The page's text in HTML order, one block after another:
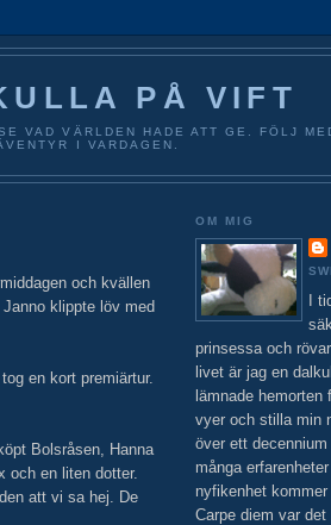
PÅ VIFT
VAD VÄRLDEN HADE ATT GE. FÖLJ
I VARDAGEN.
och kvällen
klippte löv med
en kort premiärtur.
Bolsråsen, Hanna
och en liten dotter.
att vi sa hej. De
OM MIG
I
prinsessa och
livet är jag en
lämnade
vyer och stilla min
över ett
många
nyfikenhet
Carpe diem var